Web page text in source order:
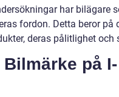
har bilägare
fordon. Detta beror på
deras pålitlighet och
på I-